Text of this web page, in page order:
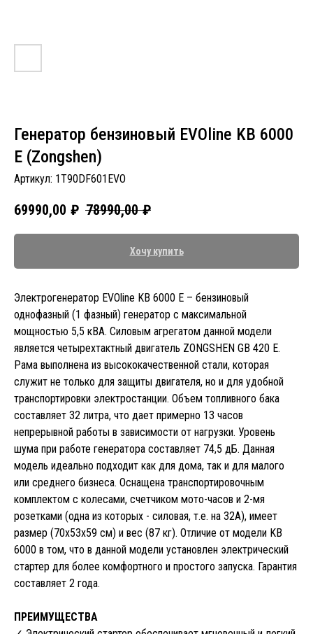
Генератор бензиновый EVOline KB 6000
E (Zongshen)
Артикул: 1T90DF601EVO
69990,00 ₽ 78990,00 ₽
Хочу купить
Электрогенератор EVOline KB 6000 E – бензиновый
однофазный (1 фазный) генератор с максимальной
мощностью 5,5 кВА. Силовым агрегатом данной модели
является четырехтактный двигатель ZONGSHEN GB 420 E.
Рама выполнена из высококачественной стали, которая
служит не только для защиты двигателя, но и для удобной
транспортировки электростанции. Объем топливного бака
составляет 32 литра, что дает примерно 13 часов
непрерывной работы в зависимости от нагрузки. Уровень
шума при работе генератора составляет 74,5 дБ. Данная
модель идеально подходит как для дома, так и для малого
или среднего бизнеса. Оснащена транспортировочным
комплектом с колесами, счетчиком мото-часов и 2-мя
розетками (одна из которых - силовая, т.е. на 32А), имеет
размер (70х53х59 см) и вес (87 кг). Отличие от модели KB
6000 в том, что в данной модели установлен электрический
стартер для более комфортного и простого запуска. Гарантия
составляет 2 года.
ПРЕИМУЩЕСТВА